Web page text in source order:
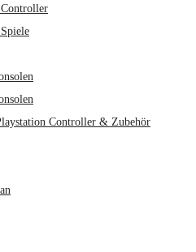
Controller & Zubehör